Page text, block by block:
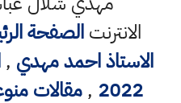
الانترنتالصفحة
الاستاذ احمد مهدي ,
2022
,مقالات